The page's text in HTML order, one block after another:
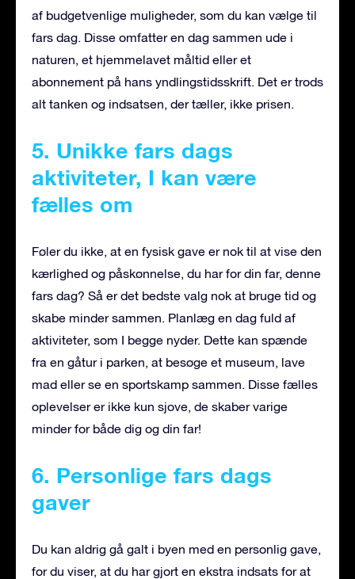
af budgetvenlige muligheder, som du kan vælge til
fars dag. Disse omfatter en dag sammen ude i
naturen, et hjemmelavet måltid eller et
abonnement på hans yndlingstidsskrift. Det er trods
alt tanken og indsatsen, der tæller, ikke prisen.
5. Unikke fars dags
aktiviteter, I kan være
fælles om
Føler du ikke, at en fysisk gave er nok til at vise den
kærlighed og påskønnelse, du har for din far, denne
fars dag? Så er det bedste valg nok at bruge tid og
skabe minder sammen. Planlæg en dag fuld af
aktiviteter, som I begge nyder. Dette kan spænde
fra en gåtur i parken, at besøge et museum, lave
mad eller se en sportskamp sammen. Disse fælles
oplevelser er ikke kun sjove, de skaber varige
minder for både dig og din far!
6. Personlige fars dags
gaver
Du kan aldrig gå galt i byen med en personlig gave,
for du viser, at du har gjort en ekstra indsats for at